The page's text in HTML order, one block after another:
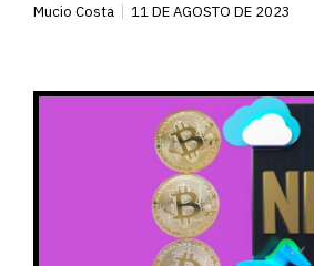
Mucio Costa 11 DE AGOSTO DE 2023